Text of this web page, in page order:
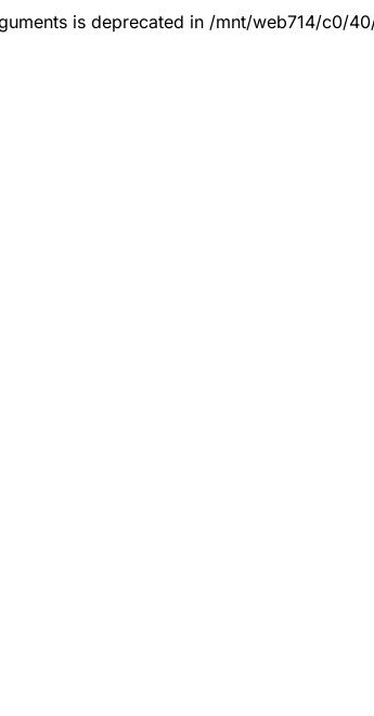
is deprecated in /mnt/web714/